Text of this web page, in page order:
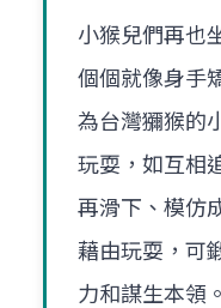
小猴兒們再也
個個就像身手
為台灣獼猴的
玩耍，如互相
再滑下、模仿
藉由玩耍，可
力和謀生本領